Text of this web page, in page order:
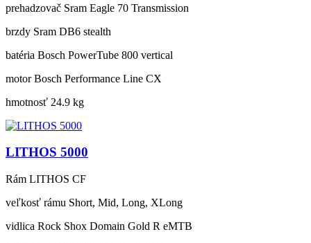
prehadzovač Sram Eagle 70 Transmission
brzdy Sram DB6 stealth
batéria Bosch PowerTube 800 vertical
motor Bosch Performance Line CX
hmotnosť 24.9 kg
LITHOS 5000
Rám LITHOS CF
veľkosť rámu Short, Mid, Long, XLong
vidlica Rock Shox Domain Gold R eMTB